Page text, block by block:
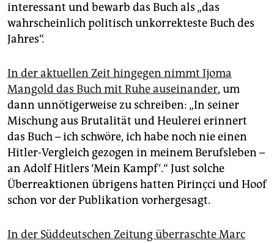
interessant und bewarb das Buch als „das
wahrscheinlich politisch unkorrekteste Buch des
Jahres“.
In der aktuellen Zeit hingegen nimmt Ijoma
Mangold das Buch mit Ruhe auseinander, um
dann unnötigerweise zu schreiben: „In seiner
Mischung aus Brutalität und Heulerei erinnert
das Buch – ich schwöre, ich habe noch nie einen
Hitler-Vergleich gezogen in meinem Berufsleben –
an Adolf Hitlers ‘Mein Kampf‘.“ Just solche
Überreaktionen übrigens hatten Pirinçci und Hoof
schon vor der Publikation vorhergesagt.
In der Süddeutschen Zeitung überraschte Marc